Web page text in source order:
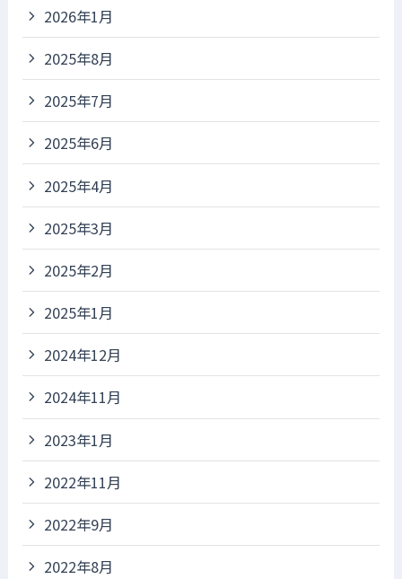
2026年1月
2025年8月
2025年7月
2025年6月
2025年4月
2025年3月
2025年2月
2025年1月
2024年12月
2024年11月
2023年1月
2022年11月
2022年9月
2022年8月